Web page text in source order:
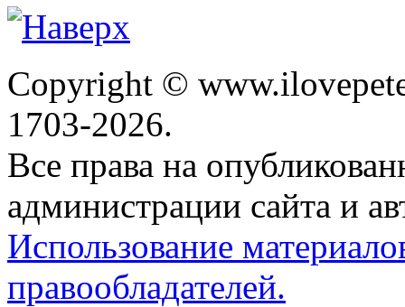
Copyright ©
1703-2026.
Все права на
администрации сайта и
Использование
правообладателей.